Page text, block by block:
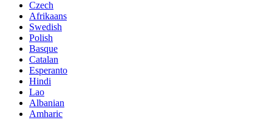
Czech
Afrikaans
Swedish
Polish
Basque
Catalan
Esperanto
Hindi
Lao
Albanian
Amharic